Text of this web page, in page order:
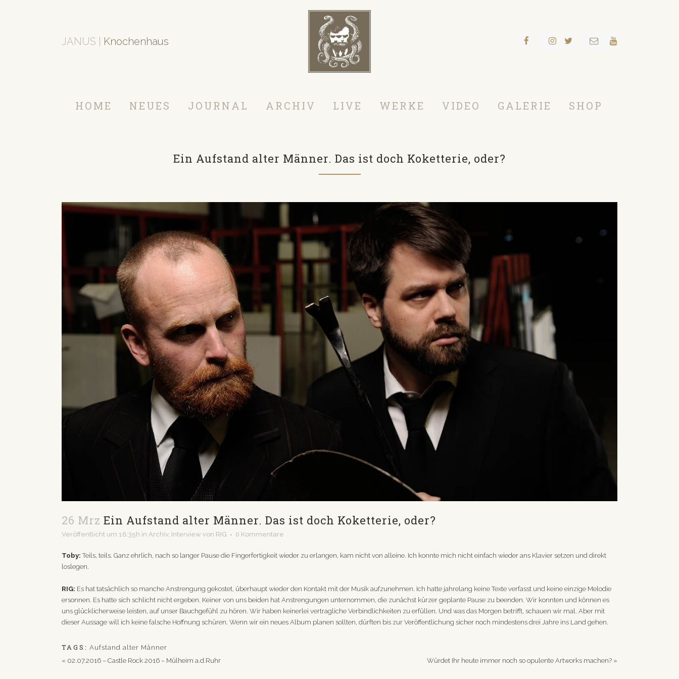
JANUS | Knochenhaus
HOME NEUES JOURNAL ARCHIV LIVE WERKE VIDEO GALERIE SHOP
Ein Aufstand alter Männer. Das ist doch Koketterie, oder?
26 Mrz Ein Aufstand alter Männer. Das ist doch Koketterie, oder?
Veröffentlicht um 16:35h in Archiv, Interview von RIG 0 Kommentare
Toby: Teils, teils. Ganz ehrlich, nach so langer Pause die Fingerfertigkeit wieder zu erlangen, kam nicht von alleine. Ich konnte mich nicht einfach wieder ans Klavier setzen und direkt
loslegen.
RIG: Es hat tatsächlich so manche Anstrengung gekostet, überhaupt wieder den Kontakt mit der Musik aufzunehmen. Ich hatte jahrelang keine Texte verfasst und keine einzige Melodie
ersonnen. Es hatte sich schlicht nicht ergeben. Keiner von uns beiden hat Anstrengungen unternommen, die zunächst kürzer geplante Pause zu beenden. Wir konnten und können es
uns glücklicherweise leisten, auf unser Bauchgefühl zu hören. Wir haben keinerlei vertragliche Verbindlichkeiten zu erfüllen. Und was das Morgen betrifft, schauen wir mal. Aber mit
dieser Aussage will ich keine falsche Hoffnung schüren. Wenn wir ein neues Album planen sollten, dürften bis zur Veröffentlichung sicher noch mindestens drei Jahre ins Land gehen.
TAGS: Aufstand alter Männer
« 02.07.2016 – Castle Rock 2016 – Mülheim a.d.Ruhr Würdet Ihr heute immer noch so opulente Artworks machen? »